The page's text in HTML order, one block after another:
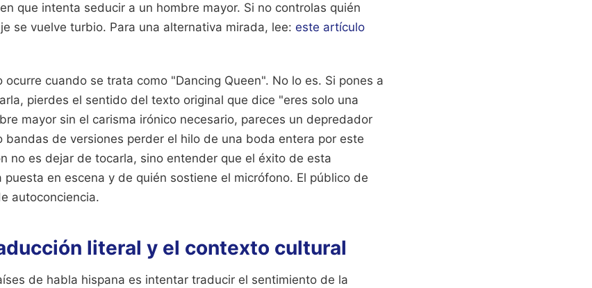
que intenta seducir a un hombre mayor. Si no controlas quién
se vuelve turbio. Para una alternativa mirada, lee: este artículo
ocurre cuando se trata como "Dancing Queen". No lo es. Si pones a
pierdes el sentido del texto original que dice "eres solo una
mayor sin el carisma irónico necesario, pareces un depredador
bandas de versiones perder el hilo de una boda entera por este
no es dejar de tocarla, sino entender que el éxito de esta
en escena y de quién sostiene el micrófono. El público de
autoconciencia.
literal y el contexto cultural
de habla hispana es intentar traducir el sentimiento de la